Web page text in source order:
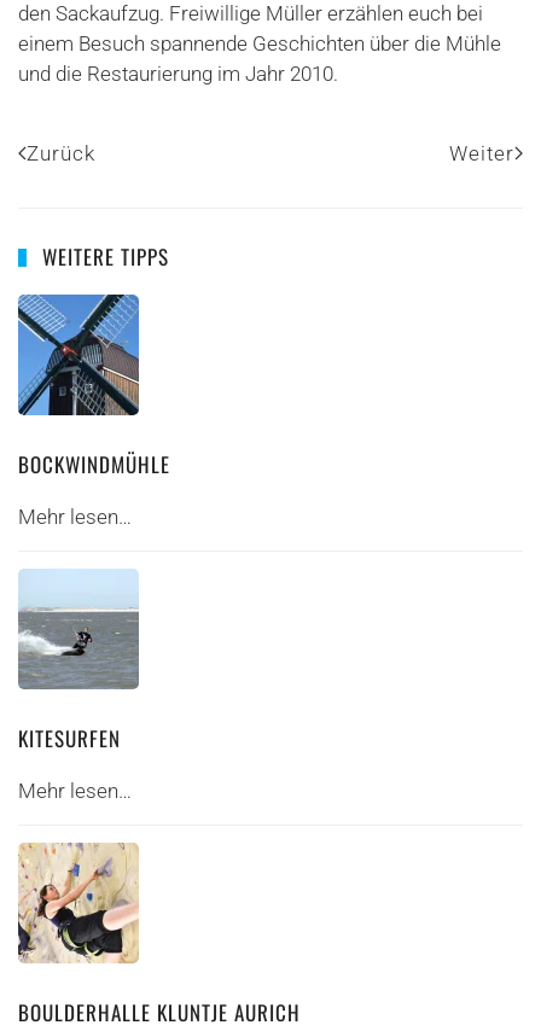
den Sackaufzug. Freiwillige Müller erzählen euch bei
einem Besuch spannende Geschichten über die Mühle
und die Restaurierung im Jahr 2010.
Zurück Weiter
WEITERE TIPPS
BOCKWINDMÜHLE
Mehr lesen…
KITESURFEN
Mehr lesen…
BOULDERHALLE KLUNTJE AURICH